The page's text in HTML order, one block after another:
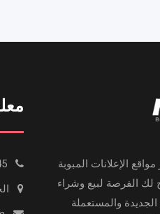
الإعلانات المبوبة
لك الفرصة لبيع وشراء
والمستعملة
0233776445